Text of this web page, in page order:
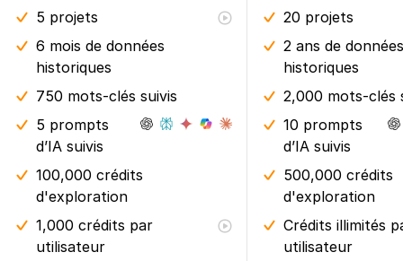
5 projets
6 mois de données
historiques
750 mots-clés suivis
5 prompts
d’IA suivis
100,000 crédits
d'exploration
1,000 crédits par
utilisateur
20 projets
2 ans de données
historiques
2,000 mots-clés
10 prompts
d’IA suivis
500,000 crédits
d'exploration
Crédits illimités
utilisateur